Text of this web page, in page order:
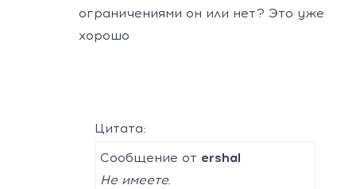
ограничениями он или нет? Это уже
хорошо
Цитата:
Сообщение от ershal
Не имеете.